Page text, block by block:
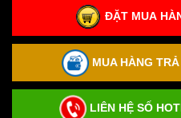
ĐẶT MUA
MUA HÀNG
LIÊN HỆ SỐ